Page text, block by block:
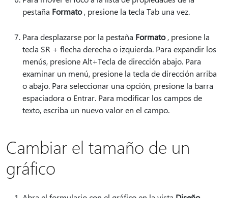
pestaña Formato, presione la tecla Tab una vez.
Para desplazarse por la pestaña Formato, presione la
tecla SR + flecha derecha o izquierda. Para expandir los
menús, presione Alt+Tecla de dirección abajo. Para
examinar un menú, presione la tecla de dirección arriba
o abajo. Para seleccionar una opción, presione la barra
espaciadora o Entrar. Para modificar los campos de
texto, escriba un nuevo valor en el campo.
Cambiar el tamaño de un
gráfico